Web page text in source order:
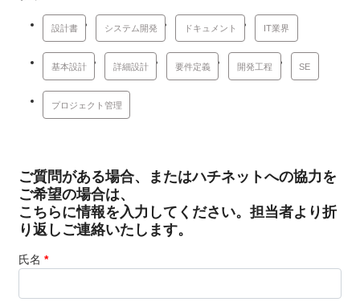
設計書 システム開発 ドキュメント IT業界
基本設計 詳細設計 要件定義 開発工程 SE
プロジェクト管理
ご質問がある場合、またはハチネットへの協力を
ご希望の場合は、
こちらに情報を入力してください。担当者より折
り返しご連絡いたします。
氏名 *